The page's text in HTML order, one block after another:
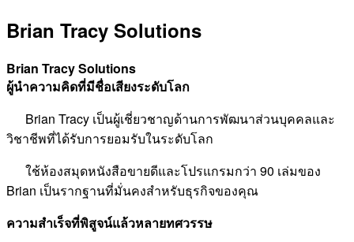
Brian Tracy Solutions
Brian Tracy Solutions
ผู้นำความคิดที่มีชื่อเสียงระดับโลก
Brian Tracy เป็นผู้เชี่ยวชาญด้านการพัฒนาส่วนบุคคลและ
วิชาชีพที่ได้รับการยอมรับในระดับโลก
ใช้ห้องสมุดหนังสือขายดีและโปรแกรมกว่า 90 เล่มของ
Brian เป็นรากฐานที่มั่นคงสำหรับธุรกิจของคุณ
ความสำเร็จที่พิสูจน์แล้วหลายทศวรรษ